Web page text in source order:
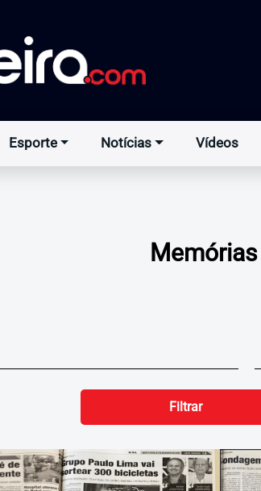
Esporte Notícias Vídeos
Filtrar